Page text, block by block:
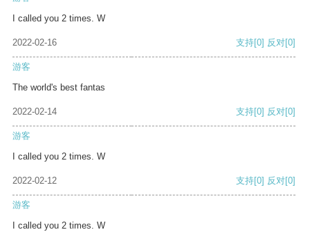
I called you 2 times. W
2022-02-16 支持[0] 反对[0]
游客
The world's best fantas
2022-02-14 支持[0] 反对[0]
游客
I called you 2 times. W
2022-02-12 支持[0] 反对[0]
游客
I called you 2 times. W